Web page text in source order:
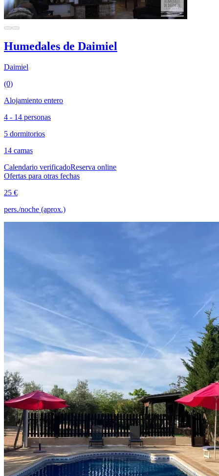
Humedales de Daimiel
Daimiel
(0)
Alojamiento entero
4 - 14 personas
5 dormitorios
14 camas
Calendario verificadoReserva online
Ofertas para otras fechas
25 €
pers./noche (aprox.)